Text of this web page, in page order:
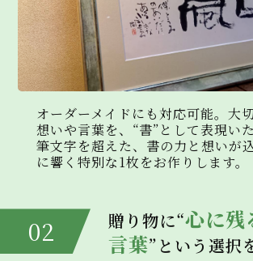
オーダーメイドにも対応可能。大
想いや言葉を、“書”として表現いた
筆文字を超えた、書の力と想いが
に響く特別な1枚をお作りします。
02 贈り物に“心に残
言葉”という選択
2．個人情報の収集方法
弊社は、ユーザーが本サービスを利
名、生年月日、住所、電話番号、メ
た、ユーザーと提携先などとの間で
ザーの個人情報を含む取引記録や決
報を、弊社の提携先（情報提供元、
配信先などを含みます。以下、｢提携
3．個人情報を収集・利用する目的